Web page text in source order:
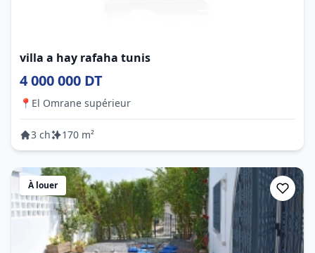
villa a hay rafaha tunis
4 000 000 DT
📍 El Omrane supérieur
3 ch 170 m²
À louer